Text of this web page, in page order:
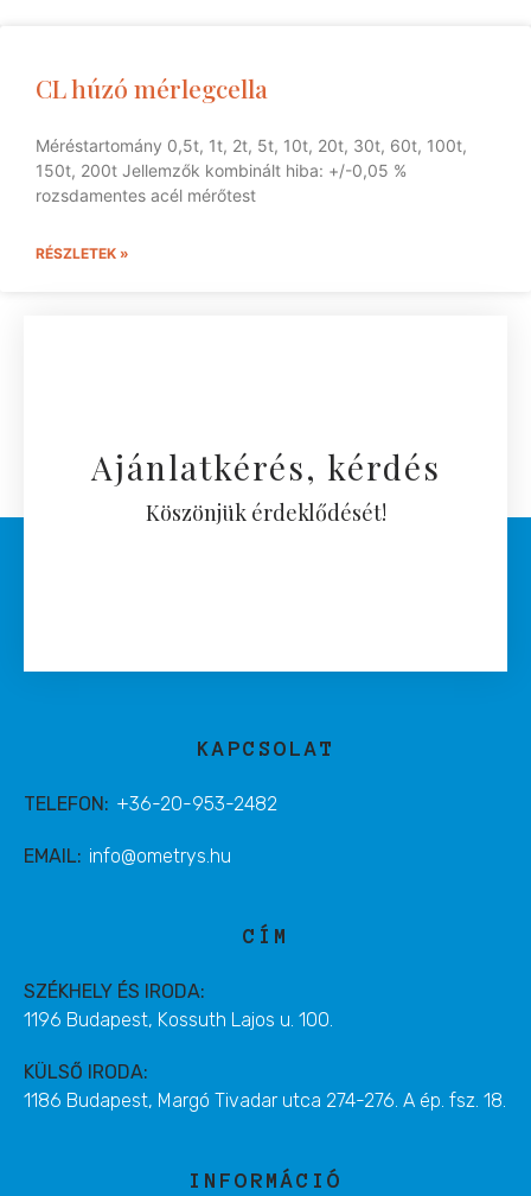
CL húzó mérlegcella
Méréstartomány 0,5t, 1t, 2t, 5t, 10t, 20t, 30t, 60t, 100t,
150t, 200t Jellemzők kombinált hiba: +/-0,05 %
rozsdamentes acél mérőtest
RÉSZLETEK »
Ajánlatkérés, kérdés
Köszönjük érdeklődését!
KAPCSOLAT
TELEFON: +36-20-953-2482
EMAIL: info@ometrys.hu
CÍM
SZÉKHELY ÉS IRODA:
1196 Budapest, Kossuth Lajos u. 100.
KÜLSŐ IRODA:
1186 Budapest, Margó Tivadar utca 274-276. A ép. fsz. 18.
INFORMÁCIÓ